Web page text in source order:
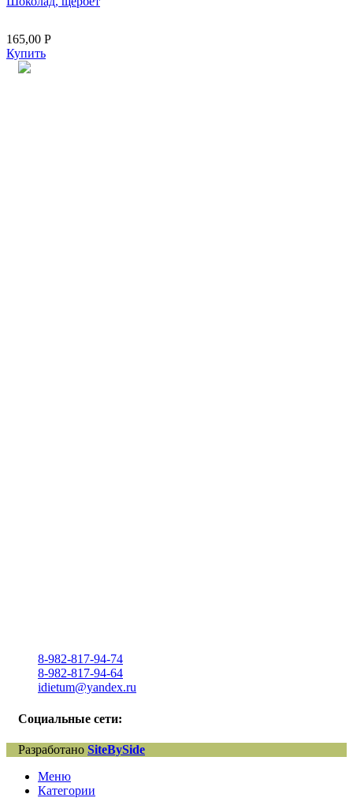
165,00 Р
Купить
8-982-817-94-74
8-982-817-94-64
idietum@yandex.ru
Социальные сети:
Разработано SiteBySide
Меню
Категории